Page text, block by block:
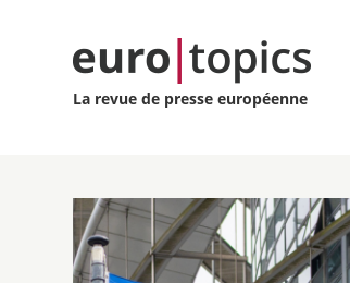
La revue de presse européenne